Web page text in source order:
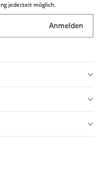
jederzeit möglich.
Anmelden